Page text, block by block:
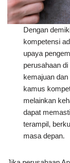
Dengan
kompetensi
upaya
perusahaan
kemajuan
kamus
melainkan
dapat
terampil,
masa depan.